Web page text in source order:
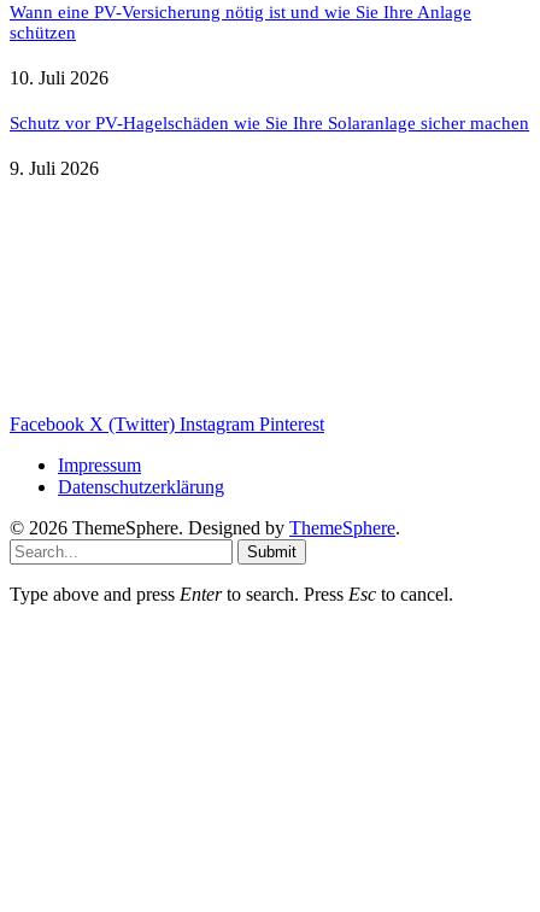
Wann eine PV-Versicherung nötig ist und wie Sie Ihre Anlage
schützen
10. Juli 2026
Schutz vor PV-Hagelschäden wie Sie Ihre Solaranlage sicher machen
9. Juli 2026
Facebook X (Twitter) Instagram Pinterest
Impressum
Datenschutzerklärung
© 2026 ThemeSphere. Designed by ThemeSphere.
Submit
Type above and press Enterto search. Press Esc to cancel.